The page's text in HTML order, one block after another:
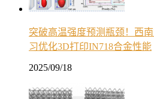
突破高温强度预测瓶颈！西
习优化3D打印IN718合金性能
2025/09/18